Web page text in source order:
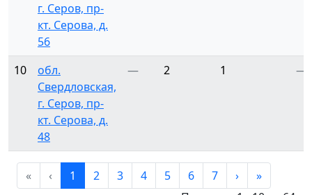
г. Серов, пр-
кт. Серова, д.
56
10
обл.
Свердловская,
г. Серов, пр-
кт. Серова, д.
48
— 2 1 —
« ‹ 1 2 3 4 5 6 7 ›
»